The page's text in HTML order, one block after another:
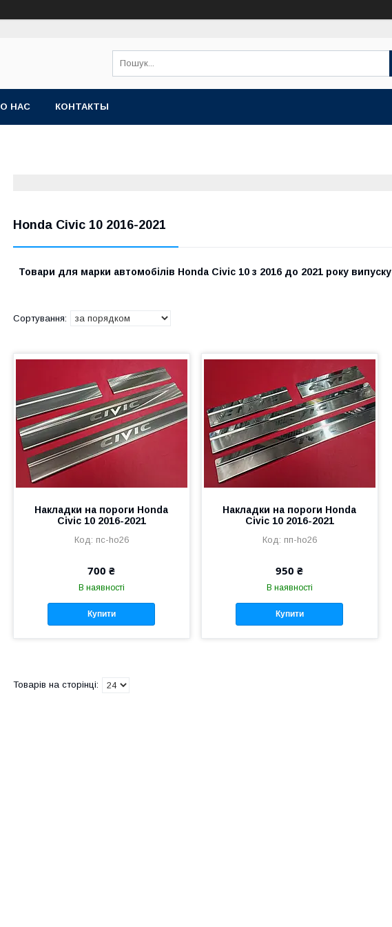
О НАС КОНТАКТЫ
Honda Civic 10 2016-2021
Товари для марки автомобілів Honda Civic 10 з 2016 до 2021 року випуску
Накладки на пороги Honda
Civic 10 2016-2021
пс-ho26
700 ₴
В наявності
Купити
Накладки на пороги Honda
Civic 10 2016-2021
пп-ho26
950 ₴
В наявності
Купити